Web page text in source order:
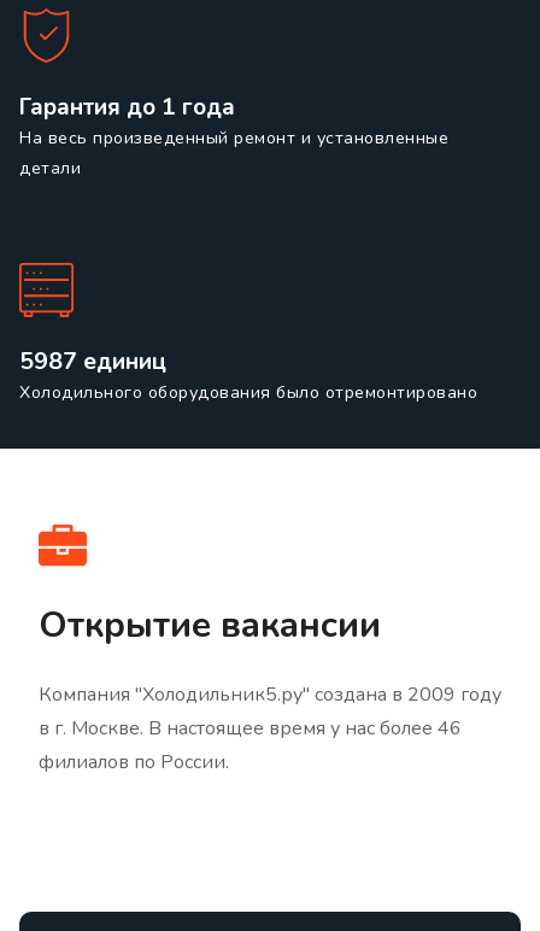
Гарантия до 1 года
На весь произведенный ремонт и установленные
детали
5987 единиц
Холодильного оборудования было отремонтировано
Открытие вакансии
Компания "Холодильник5.ру" создана в 2009 году
в г. Москве. В настоящее время у нас более 46
филиалов по России.